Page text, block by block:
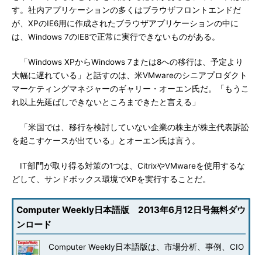
す。社内アプリケーションの多くはブラウザフロントエンドだ
が、XPのIE6用に作成されたブラウザアプリケーションの中に
は、Windows 7のIE8で正常に実行できないものがある。
「Windows XPからWindows 7または8への移行は、予定より
大幅に遅れている」と話すのは、米VMwareのシニアプロダクト
マーケティングマネジャーのギャリー・オーエン氏だ。「もうこ
れ以上先延ばしできないところまできたと言える」
「米国では、移行を検討していない企業の株主が株主代表訴訟
を起こすケースが出ている」とオーエン氏は言う。
IT部門が取り得る対策の1つは、CitrixやVMwareを使用するな
どして、サンドボックス環境でXPを実行することだ。
Computer Weekly日本語版 2013年6月12日号無料ダウ
ンロード
Computer Weekly日本語版は、市場分析、事例、CIO